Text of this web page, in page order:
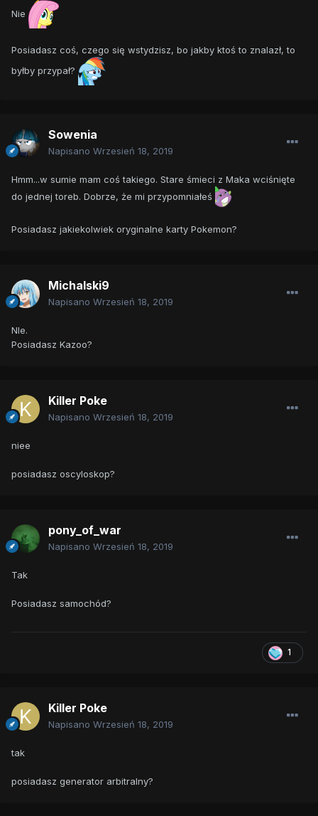
Nie
Posiadasz coś, czego się wstydzisz, bo jakby ktoś to znalazł, to
byłby przypał?
Sowenia
Napisano Wrzesień 18, 2019
Hmm...w sumie mam coś takiego. Stare śmieci z Maka wciśnięte
do jednej toreb. Dobrze, że mi przypomniałeś
Posiadasz jakiekolwiek oryginalne karty Pokemon?
Michalski9
Napisano Wrzesień 18, 2019
NIe.
Posiadasz Kazoo?
Killer Poke
Napisano Wrzesień 18, 2019
niee
posiadasz oscyloskop?
pony_of_war
Napisano Wrzesień 18, 2019
Tak
Posiadasz samochód?
1
Killer Poke
Napisano Wrzesień 18, 2019
tak
posiadasz generator arbitralny?